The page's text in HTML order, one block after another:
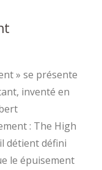
» se présente
inventé en
: The High
détient défini
le épuisement